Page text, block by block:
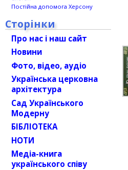
Постійна допомога Херсону
Сторінки
Про нас і наш сайт
Новини
Фото, відео, аудіо
Українська церковна
архітектура
Сад Українського
Модерну
БІБЛІОТЕКА
НОТИ
Медіа-книга
українського співу